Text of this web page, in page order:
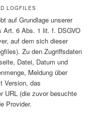
LOGFILES
auf Grundlage unserer
Art. 6 Abs. 1 lit. f. DSGVO
auf dem sich dieser
Zu den Zugriffsdaten
Datei, Datum und
Meldung über
Version, das
URL (die zuvor besuchte
Provider.